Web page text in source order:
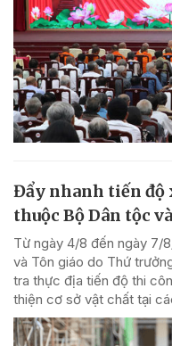
Đẩy nhanh tiến độ
thuộc Bộ Dân tộc
Từ ngày 4/8 đến ngày 7/
và Tôn giáo do Thứ
tra thực địa tiến độ thi
thiện cơ sở vật chất tại